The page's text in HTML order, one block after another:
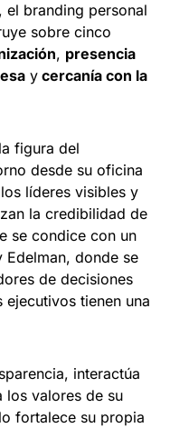
el branding personal
sobre cinco
, presencia
y cercanía con la
figura del
desde su oficina
líderes visibles y
la credibilidad de
se condice con un
donde se
de decisiones
tienen una
interactúa
los valores de su
fortalece su propia